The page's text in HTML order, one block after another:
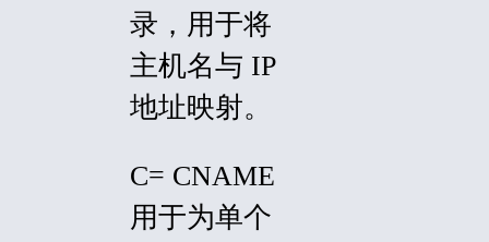
录，用于将
主机名与 IP
地址映射。
C= CNAME
用于为单个